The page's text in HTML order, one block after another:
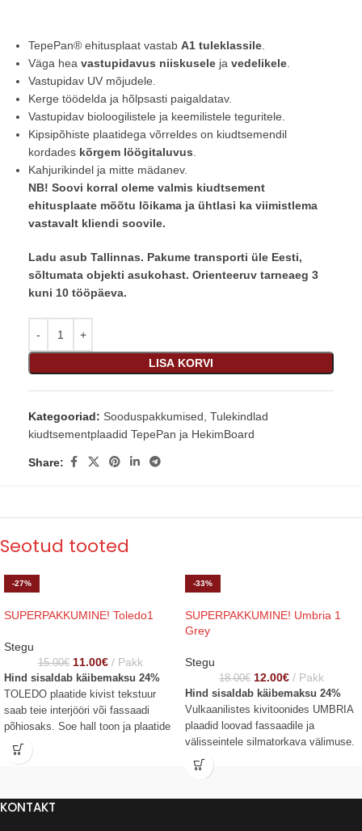
TepePan® ehitusplaat vastab A1 tuleklassile
Väga hea vastupidavus niiskusele ja vedelikele
Vastupidav UV mõjudele.
Kerge töödelda ja hõlpsasti paigaldatav.
Vastupidav bioloogilistele ja keemilistele teguritele.
Kipsipõhiste plaatidega võrreldes on kiudtsemendil
kordades kõrgem löögitaluvus
Kahjurikindel ja mitte mädanev.
NB! Soovi korral oleme valmis kiudtsement
ehitusplaate mõõtu lõikama ja ühtlasi ka viimistlema
vastavalt kliendi soovile.
Ladu asub Tallinnas. Pakume transporti üle Eesti,
sõltumata objekti asukohast. Orienteeruv tarneaeg 3
kuni 10 tööpäeva.
LISA KORVI
Kategooriad: Sooduspakkumised Tulekindlad
kiudtsementplaadid TepePan ja HekimBoard
Share:
Seotud tooted
-27%
SUPERPAKKUMINE! Toledo1
Stegu
15.00€ 11.00€ Pakk
Hind sisaldab käibemaksu 24%
TOLEDO plaatide kivist tekstuur
saab teie interjööri või fassaadi
põhiosaks. Soe hall toon ja plaatide
suurus loovad elegantsema ja
m2 Pakendi kaal: 11,5 kg Mõõdud:
-33%
SUPERPAKKUMINE! Umbria 1
Grey
Stegu
18.00€ 12.00€ Pakk
Hind sisaldab käibemaksu 24%
Vulkaanilistes kivitoonides UMBRIA
plaadid loovad fassaadile ja
välisseintele silmatorkava välimuse.
Kivi dünaamiline tekstuur näeb välja
loomulik ja on orgaaniliselt
KONTAKT